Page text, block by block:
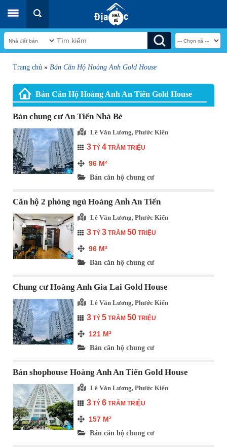
Trang chủ » Bán Căn Hộ Hoàng Anh Gold House
Bán Căn Hộ Hoàng Anh An Tiến Gold House
Bán chung cư An Tiến Nhà Bè
Lê Văn Lương, Phước Kiển
3 TỶ4 TRĂM TRIỆU
96 M²
Bán căn hộ chung cư
Căn hộ 2 phòng ngủ Hoàng Anh An Tiến
Lê Văn Lương, Phước Kiển
3 TỶ3 TRĂM50 TRIỆU
96 M²
Bán căn hộ chung cư
Chung cư Hoàng Anh Gia Lai Gold House
Lê Văn Lương, Phước Kiển
3 TỶ5 TRĂM50 TRIỆU
121 M²
Bán căn hộ chung cư
Bán shophouse Hoàng Anh An Tiến Gold House
Lê Văn Lương, Phước Kiển
3 TỶ6 TRĂM TRIỆU
157 M²
Bán căn hộ chung cư